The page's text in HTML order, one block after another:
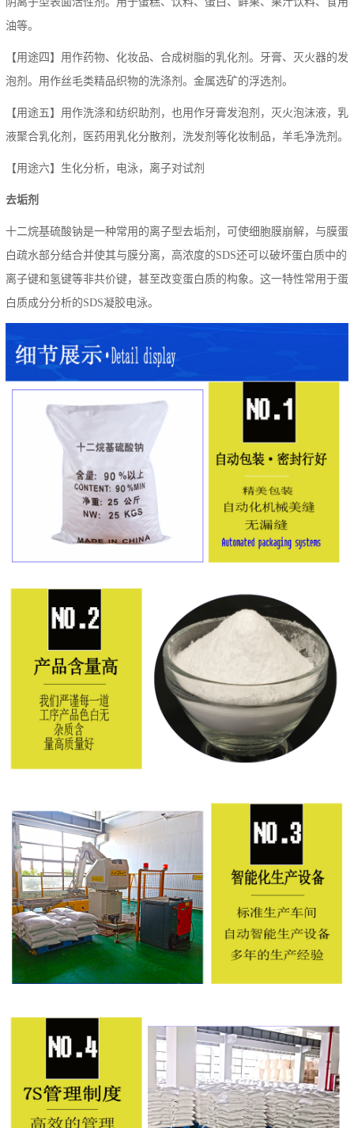
油等。
【用途四】用作药物、化妆品、合成树脂的乳化剂。牙膏、灭火器的发
泡剂。用作丝毛类精品织物的洗涤剂。金属选矿的浮选剂。
【用途五】用作洗涤和纺织助剂，也用作牙膏发泡剂，灭火泡沫液，乳
液聚合乳化剂，医药用乳化分散剂，洗发剂等化妆制品，羊毛净洗剂。
【用途六】生化分析，电泳，离子对试剂
去垢剂
十二烷基硫酸钠是一种常用的离子型去垢剂，可使细胞膜崩解，与膜蛋
白疏水部分结合并使其与膜分离，高浓度的SDS还可以破坏蛋白质中的
离子键和氢键等非共价键，甚至改变蛋白质的构象。这一特性常用于蛋
白质成分分析的SDS凝胶电泳。